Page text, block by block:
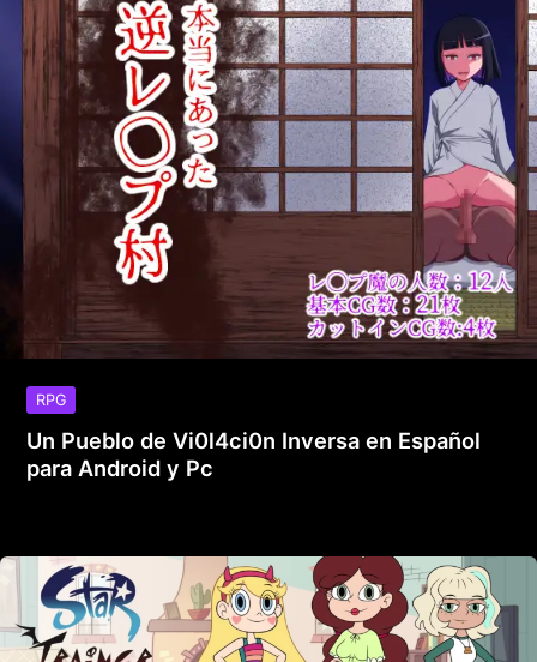
RPG
Un Pueblo de Vi0l4ci0n Inversa en Español
para Android y Pc